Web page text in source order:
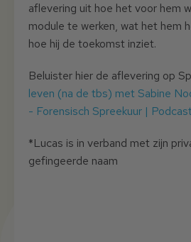
aflevering uit hoe het voor hem
module te werken, wat het hem
hoe hij de toekomst inziet.
Beluister hier de aflevering op
leven (na de tbs) met Sabine
- Forensisch Spreekuur |
*Lucas is in verband met zijn
gefingeerde naam